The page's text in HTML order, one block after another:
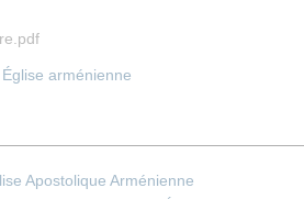
Église arménienne
Apostolique Arménienne